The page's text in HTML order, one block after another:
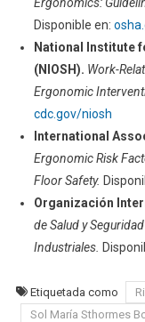
Disponible en:
National Institute
(NIOSH). Work-
Ergonomic
cdc.gov/niosh
International
Ergonomic Risk
Floor Safety.
Organización
de Salud y
Industriales.
Etiquetada como
Sol María Sthormes